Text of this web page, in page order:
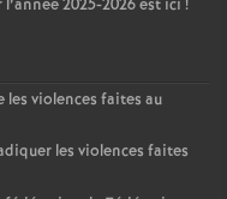
l’année 2025-2026 est ici !
violences faites au
les violences faites